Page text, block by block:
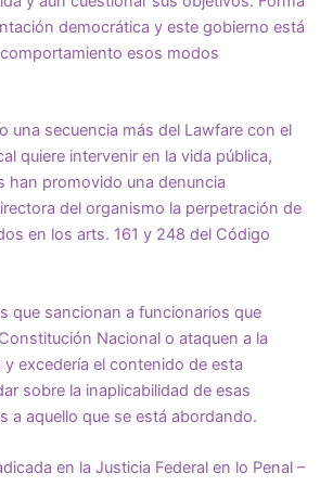
democrática y este gobierno está
esos modos
una secuencia más del Lawfare con el
quiere intervenir en la vida pública,
han promovido una denuncia
del organismo la perpetración de
en los arts. 161 y 248 del Código
que sancionan a funcionarios que
Nacional o ataquen a la
excedería el contenido de esta
sobre la inaplicabilidad de esas
a aquello que se está abordando.
en la Justicia Federal en lo Penal –